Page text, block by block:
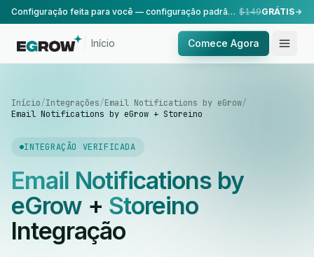
Configuração feita para você — configuração padrão, realizada pela nossa equipe. $149GRÁTIS
Início Comece Agora
Início/Integrações/Email Notifications by eGrow/
Email Notifications by eGrow + Storeino
INTEGRAÇÃO VERIFICADA
Email Notifications by
eGrow+ Storeino
Integração